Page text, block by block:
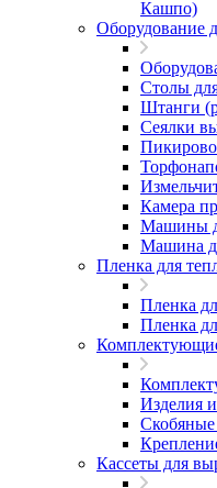
Кашпо)
Оборудование
Столы
Штанги
Сеялки
Камера
Машины
Машина
Пленка для
Пленка
Пленка
Изделия
Скобяные
Кассеты для